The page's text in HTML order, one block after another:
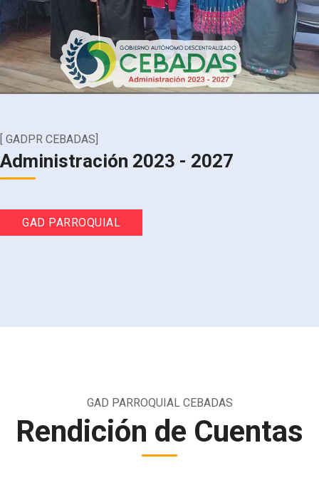
[ GADPR CEBADAS]
Administración 2023 - 2027
GAD PARROQUIAL
GAD PARROQUIAL CEBADAS
Rendición de Cuentas